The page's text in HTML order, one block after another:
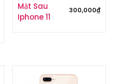
Mặt Sau
Iphone 11
300,000₫